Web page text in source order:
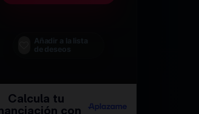
Añadir a la lista
de deseos